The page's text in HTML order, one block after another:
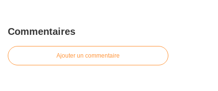
Commentaires
Ajouter un commentaire